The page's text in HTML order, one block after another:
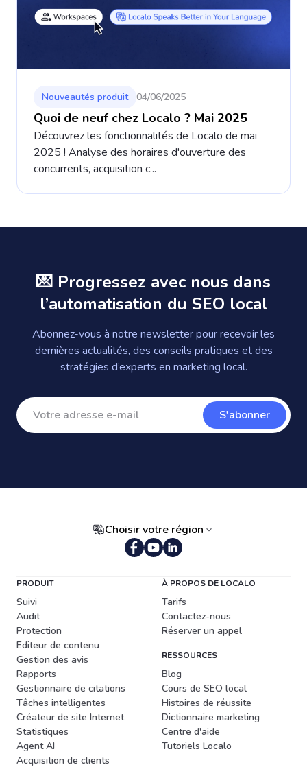
Nouveautés produit 04/06/2025
Quoi de neuf chez Localo ? Mai 2025
Découvrez les fonctionnalités de Localo de mai
2025 ! Analyse des horaires d'ouverture des
concurrents, acquisition c...
💌 Progressez avec nous dans
l’automatisation du SEO local
Abonnez-vous à notre newsletter pour recevoir les
dernières actualités, des conseils pratiques et des
stratégies d’experts en marketing local.
S'abonner
Choisir votre région
PRODUIT
Suivi
Audit
Protection
Editeur de contenu
Gestion des avis
Rapports
Gestionnaire de citations
Tâches intelligentes
Créateur de site Internet
Statistiques
Agent AI
Acquisition de clients
À PROPOS DE LOCALO
Tarifs
Contactez-nous
Réserver un appel
RESSOURCES
Blog
Cours de SEO local
Histoires de réussite
Dictionnaire marketing
Centre d'aide
Tutoriels Localo